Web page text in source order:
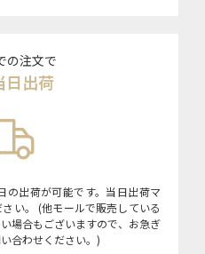
の注文で
日出荷
の出荷が可能です。当日出荷マ
い。 (他モールで販売している
場合もございますので、お急ぎ
合わせください。)